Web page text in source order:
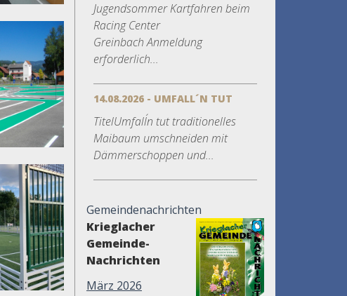
Jugendsommer Kartfahren beim
Racing Center
Greinbach Anmeldung
erforderlich...
14.08.2026 - UMFALL´N TUT
TitelUmfall´n tut traditionelles
Maibaum umschneiden mit
Dämmerschoppen und...
Gemeindenachrichten
Krieglacher
Gemeinde-
Nachrichten
März 2026